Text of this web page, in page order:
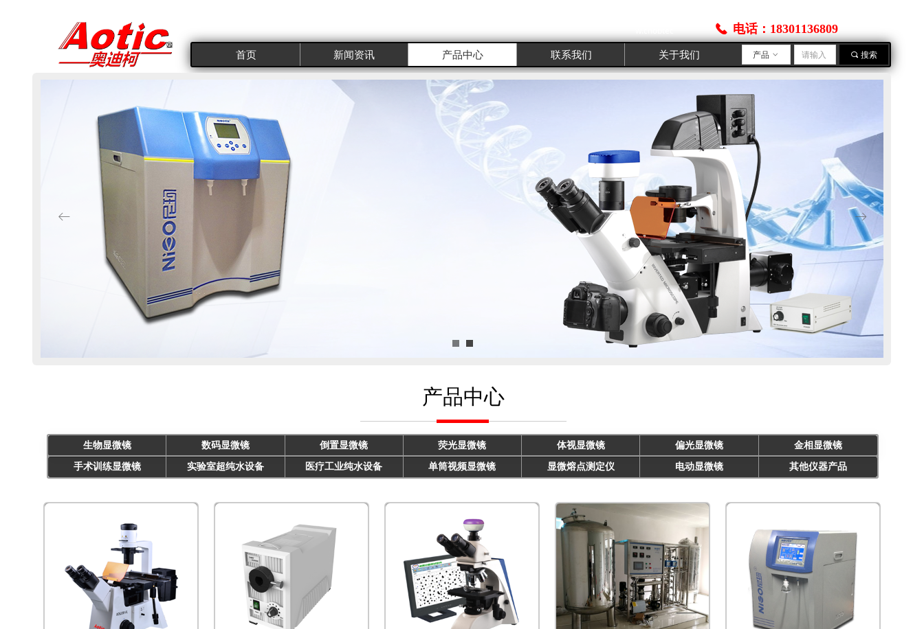
首页 新闻资讯 产品中心 联系我们 关于我们 끠 搜索
产品 ꀁ
ꂃ ꁹ
끅 电话：18301136809
.com
产品中心
生物显微镜 数码显微镜 倒置显微镜 荧光显微镜 体视显微镜 偏光显微镜 金相显微镜
手术训练显微镜 实验室超纯水设备 医疗工业纯水设备 单筒视频显微镜 显微熔点测定仪 电动显微镜 其他仪器产品